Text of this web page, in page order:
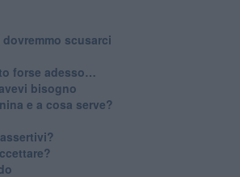
scusarci
forse adesso…
bisogno
e a cosa serve?